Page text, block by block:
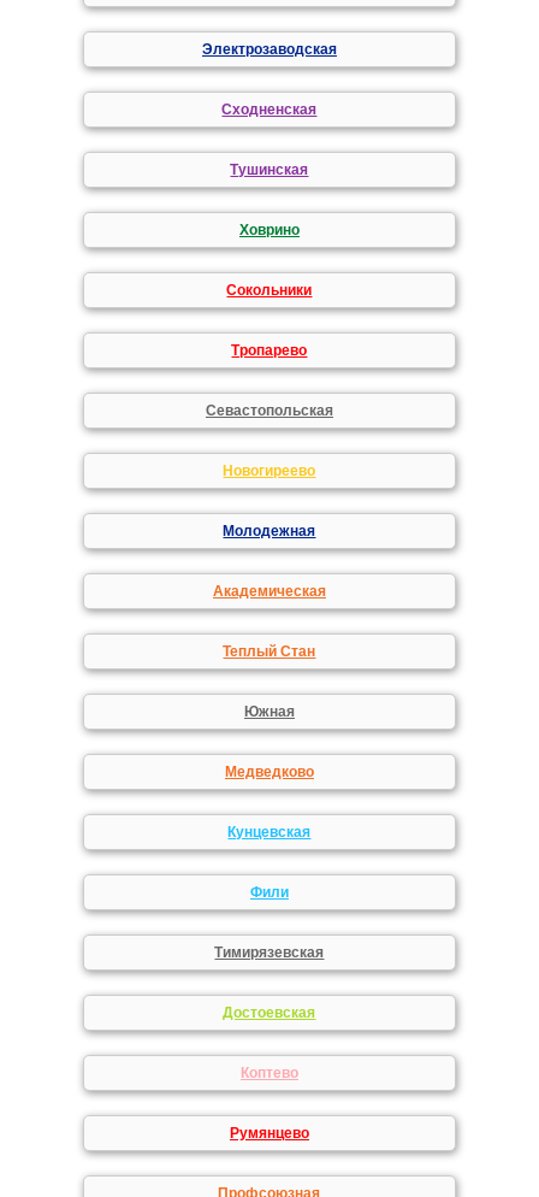
Электрозаводская
Сходненская
Тушинская
Ховрино
Сокольники
Тропарево
Севастопольская
Новогиреево
Молодежная
Академическая
Теплый Стан
Южная
Медведково
Кунцевская
Фили
Тимирязевская
Достоевская
Коптево
Румянцево
Профсоюзная